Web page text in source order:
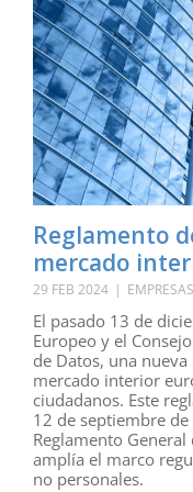
Reglamento
mercado
29 FEB 2024 | EMPRESAS
El pasado 13 de
Europeo y el
de Datos, una
mercado interior
ciudadanos. Este
12 de septiembre
Reglamento General
amplía el marco
no personales.